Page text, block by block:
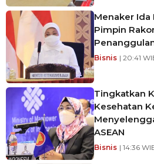
Menaker
Pimpin
Bisnis | 20:41
Tingkatkan
Kesehatan
ASEAN
Bisnis | 14:36